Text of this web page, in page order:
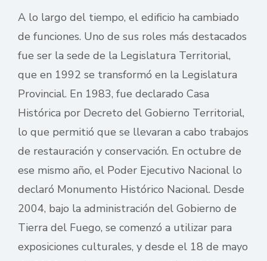
A lo largo del tiempo, el edificio ha cambiado
de funciones. Uno de sus roles más destacados
fue ser la sede de la Legislatura Territorial,
que en 1992 se transformó en la Legislatura
Provincial. En 1983, fue declarado Casa
Histórica por Decreto del Gobierno Territorial,
lo que permitió que se llevaran a cabo trabajos
de restauración y conservación. En octubre de
ese mismo año, el Poder Ejecutivo Nacional lo
declaró Monumento Histórico Nacional. Desde
2004, bajo la administración del Gobierno de
Tierra del Fuego, se comenzó a utilizar para
exposiciones culturales, y desde el 18 de mayo